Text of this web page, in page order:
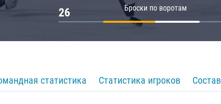
Броски по воротам
26
статистика Статистика игроков